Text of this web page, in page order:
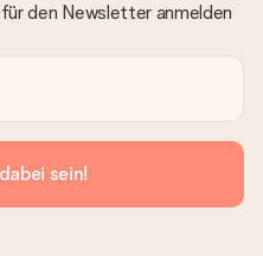
den Newsletter anmelden
sein!